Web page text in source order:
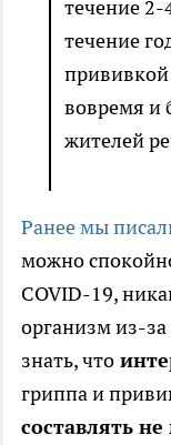
течение 2-
течение
прививкой
вовремя и
жителей
Ранее мы
можно
COVID-19,
организм из-за
знать, что
гриппа и
составлять